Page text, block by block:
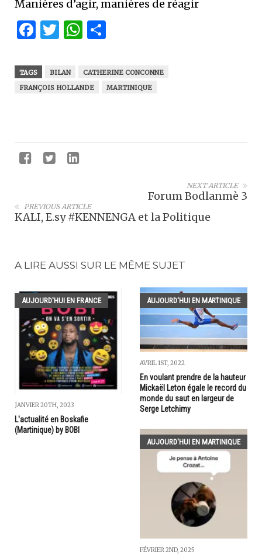
Manières d’agir, manières de réagir
Facebook
Twitter
WhatsApp
TAGS BILAN
CATHERINE CONCONNE
FRANÇOIS HOLLANDE
MARTINIQUE
NEXT ARTICLE
Forum Bodlanmè 3
PREVIOUS ARTICLE
KALI, E.sy #KENNENGA et la Politique
A LIRE AUSSI SUR LE MÊME SUJET
AUJOURD'HUI EN FRANCE
JANVIER 20TH, 2023
L'actualité en Boskafie
(Martinique) by BOBI
AUJOURD'HUI EN MARTINIQUE
AVRIL 1ST, 2022
En voulant prendre de la hauteur
Mickaël Leton égale le record du
monde du saut en largeur de
Serge Letchimy
AUJOURD'HUI EN MARTINIQUE
FÉVRIER 2ND, 2025